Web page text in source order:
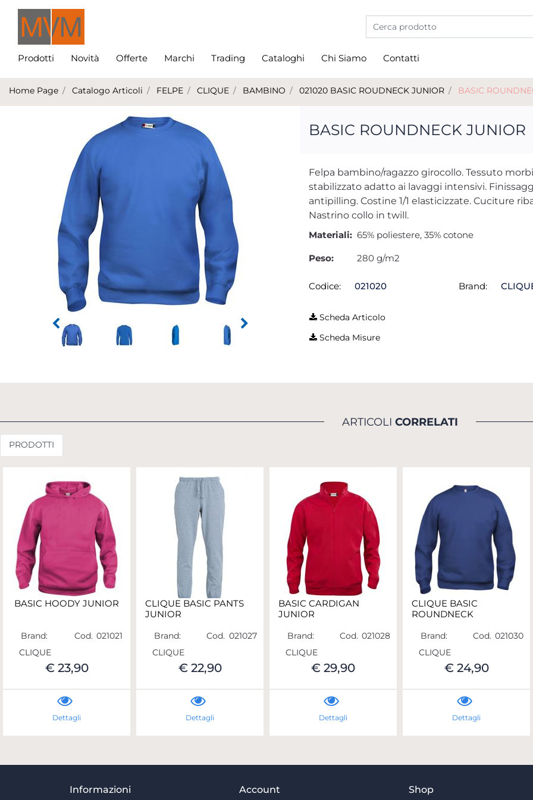
La modifica di un filtro aggiorna
Prodotti Novità Offerte Marchi Trading Cataloghi Chi Siamo Contatti
Home Page Catalogo Articoli FELPE CLIQUE BAMBINO 021020 BASIC ROUDNECK JUNIOR BASIC
BASIC ROUNDNECK JUNIOR
Felpa bambino/ragazzo girocollo. Tessuto
stabilizzato adatto ai lavaggi intensivi.
antipilling. Costine 1/1 elasticizzate. Cuciture
Nastrino collo in twill.
Materiali: 65% poliestere, 35% cotone
Peso: 280 g/m2
Codice: 021020
Scheda Articolo
Scheda Misure
Brand:
ARTICOLI CORRELATI
PRODOTTI
BASIC HOODY JUNIOR
Brand:
CLIQUE
Cod. 021021
€ 23,90
Dettagli
CLIQUE BASIC PANTS
JUNIOR
Brand:
CLIQUE
Cod. 021027
€ 22,90
Dettagli
BASIC CARDIGAN
JUNIOR
Brand:
CLIQUE
Cod. 021028
€ 29,90
Dettagli
CLIQUE BASIC
ROUNDNECK
Brand:
CLIQUE
Cod. 021030
€ 24,90
Dettagli
Informazioni Account Shop